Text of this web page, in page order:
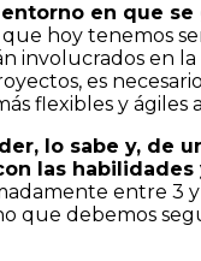
en que
hoy tenemos
involucrados en
es
flexibles y ágiles
lo sabe y, de
las
entre 3
que debemos